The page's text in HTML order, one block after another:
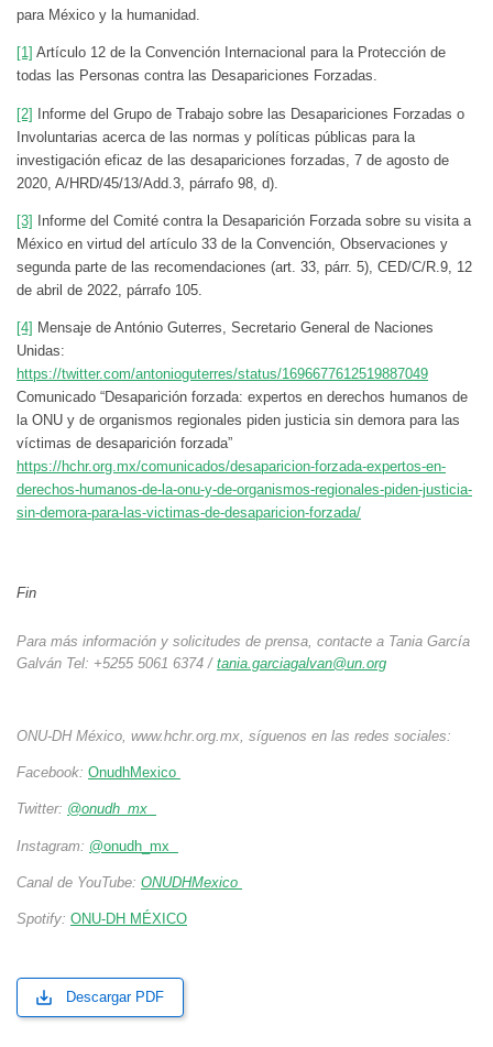
para México y la humanidad.
[1] Artículo 12 de la Convención Internacional para la Protección de
todas las Personas contra las Desapariciones Forzadas.
[2] Informe del Grupo de Trabajo sobre las Desapariciones Forzadas o
Involuntarias acerca de las normas y políticas públicas para la
investigación eficaz de las desapariciones forzadas, 7 de agosto de
2020, A/HRD/45/13/Add.3, párrafo 98, d).
[3] Informe del Comité contra la Desaparición Forzada sobre su visita a
México en virtud del artículo 33 de la Convención, Observaciones y
segunda parte de las recomendaciones (art. 33, párr. 5), CED/C/R.9, 12
de abril de 2022, párrafo 105.
[4] Mensaje de António Guterres, Secretario General de Naciones
Unidas:
https://twitter.com/antonioguterres/status/1696677612519887049
Comunicado “Desaparición forzada: expertos en derechos humanos de
la ONU y de organismos regionales piden justicia sin demora para las
víctimas de desaparición forzada”
https://hchr.org.mx/comunicados/desaparicion-forzada-expertos-en-
derechos-humanos-de-la-onu-y-de-organismos-regionales-piden-justicia-
sin-demora-para-las-victimas-de-desaparicion-forzada/
Fin
Para más información y solicitudes de prensa, contacte a Tania García
Galván Tel: +5255 5061 6374 / tania.garciagalvan@un.org
ONU-DH México, www.hchr.org.mx, síguenos en las redes sociales:
Facebook: OnudhMexico
Twitter: @onudh_mx
Instagram: @onudh_mx
Canal de YouTube: ONUDHMexico
Spotify: ONU-DH MÉXICO
Descargar PDF